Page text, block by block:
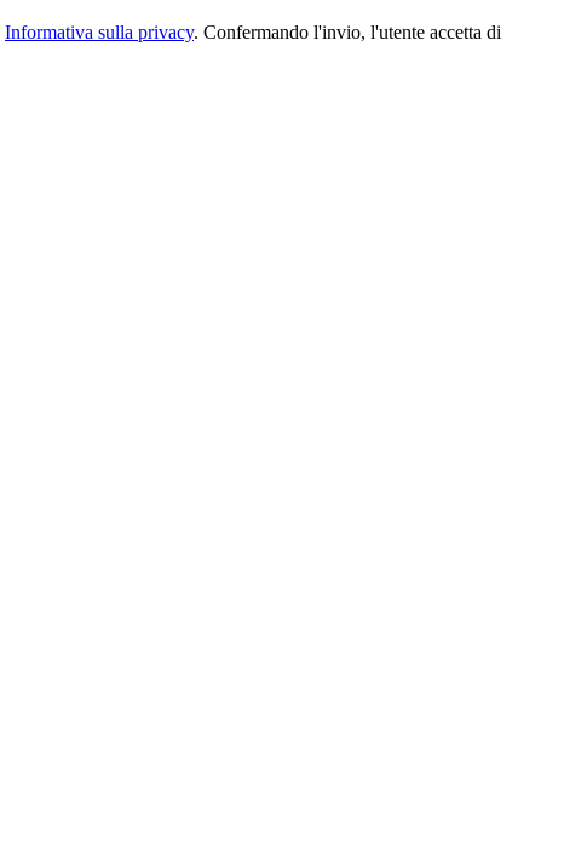
Informativa sulla privacy. Confermando l'invio, l'utente accetta di